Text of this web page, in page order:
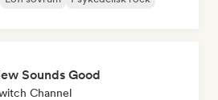
Sounds Good
Channel